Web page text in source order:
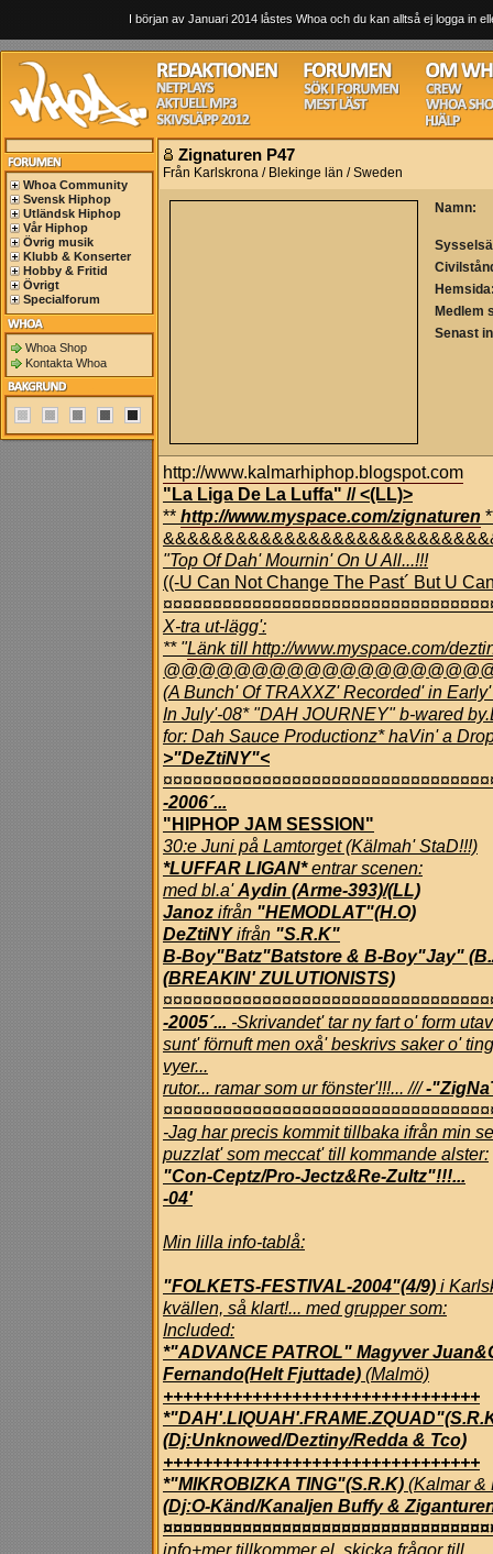
I början av Januari 2014 låstes Whoa och du kan alltså ej logga in
Whoa Community
Svensk Hiphop
Utländsk Hiphop
Vår Hiphop
Övrig musik
Klubb & Konserter
Hobby & Fritid
Övrigt
Specialforum
Whoa Shop
Kontakta Whoa
Zignaturen P47
Från Karlskrona / Blekinge län / Sweden
Namn:
Medlem
Senast
http://www.kalmarhiphop.blogspot.com
"La Liga De La Luffa" // <(LL)>
** http://www.myspace.com/zignaturen
"Top Of Dah' Mournin' On U All...!!!
((-U Can Not Change The Past´ But U
X-tra ut-lägg':
** "Länk till http://www.myspace.com/
(A Bunch' Of TRAXXZ' Recorded' in
In July'-08* "DAH JOURNEY" b-wared by.
for: Dah Sauce Productionz* haVin' a
>"DeZtiNY"<
-2006´...
"HIPHOP JAM SESSION"
30:e Juni på Lamtorget (Kälmah' StaD!!!)
*LUFFAR LIGAN* entrar scenen:
med bl.a' Aydin (Arme-393)/(LL)
Janoz ifrån "HEMODLAT"(H.O)
DeZtiNY ifrån "S.R.K"
B-Boy"Batz"Batstore & B-Boy"Jay"
(BREAKIN' ZULUTIONISTS)
-2005´... -Skrivandet' tar ny fart o' form
sunt' förnuft men oxå' beskrivs saker o'
vyer...
rutor... ramar som ur fönster'!!!... ///-
-Jag har precis kommit tillbaka ifrån min
puzzlat' som meccat' till kommande alster:
"Con-Ceptz/Pro-Jectz&Re-Zultz"!!!...
-04'
Min lilla info-tablå:
"FOLKETS-FESTIVAL-2004"(4/9) i
kvällen, så klart!... med grupper som:
Included:
*"ADVANCE PATROL" Magyver
Fernando(Helt Fjuttade) (Malmö)
++++++++++++++++++++++++++++++++
(Dj:Unknowed/Deztiny/Redda & Tco)
++++++++++++++++++++++++++++++++
*"MIKROBIZKA TING"(S.R.K) (Kalmar &
(Dj:O-Känd/Kanaljen Buffy &
info+mer tillkommer el. skicka frågor till